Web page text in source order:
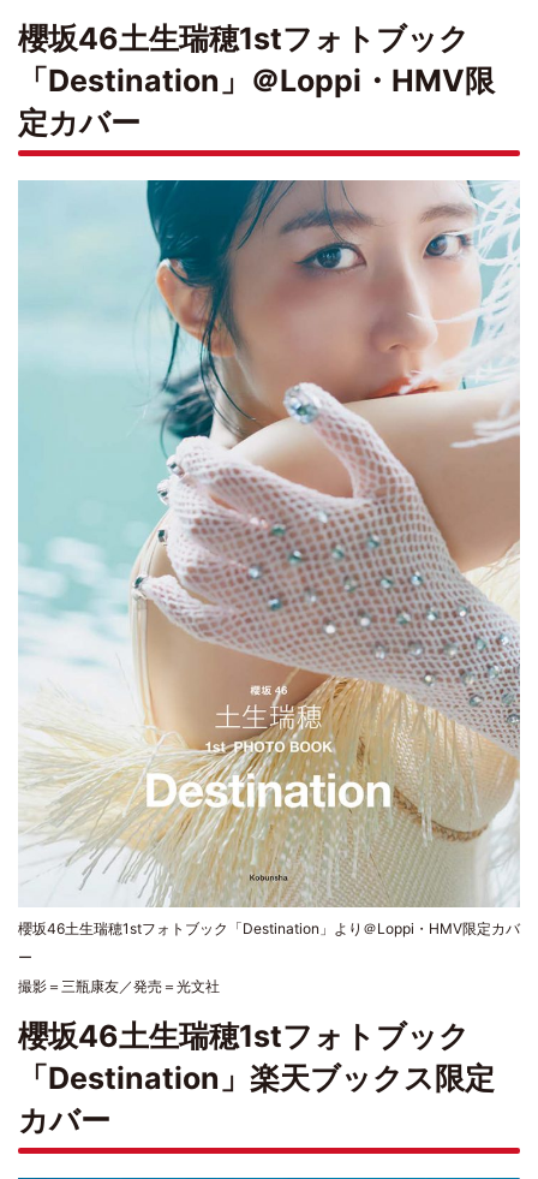
櫻坂46土生瑞穂1stフォトブック
「Destination」＠Loppi・HMV限
定カバー
櫻坂46土生瑞穂1stフォトブック「Destination」より＠Loppi・HMV限定カバ
ー
撮影＝三瓶康友／発売＝光文社
櫻坂46土生瑞穂1stフォトブック
「Destination」楽天ブックス限定
カバー